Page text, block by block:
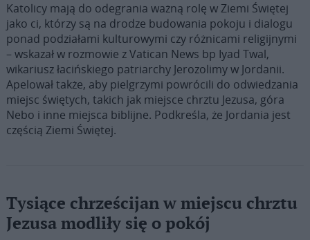
Katolicy mają do odegrania ważną rolę w Ziemi Świętej
jako ci, którzy są na drodze budowania pokoju i dialogu
ponad podziałami kulturowymi czy różnicami religijnymi
– wskazał w rozmowie z Vatican News bp Iyad Twal,
wikariusz łacińskiego patriarchy Jerozolimy w Jordanii.
Apelował także, aby pielgrzymi powrócili do odwiedzania
miejsc świętych, takich jak miejsce chrztu Jezusa, góra
Nebo i inne miejsca biblijne. Podkreśla, że Jordania jest
częścią Ziemi Świętej.
Tysiące chrześcijan w miejscu chrztu
Jezusa modliły się o pokój